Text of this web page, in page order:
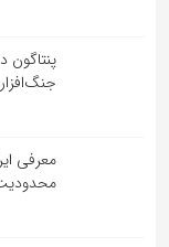
پنتاگون
معرفی